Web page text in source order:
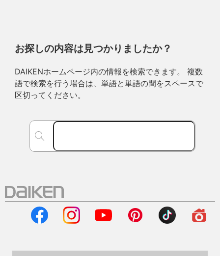
お探しの内容は見つかりましたか？
DAIKENホームページ内の情報を検索できます。 複数
語で検索を行う場合は、単語と単語の間をスペースで
区切ってください。